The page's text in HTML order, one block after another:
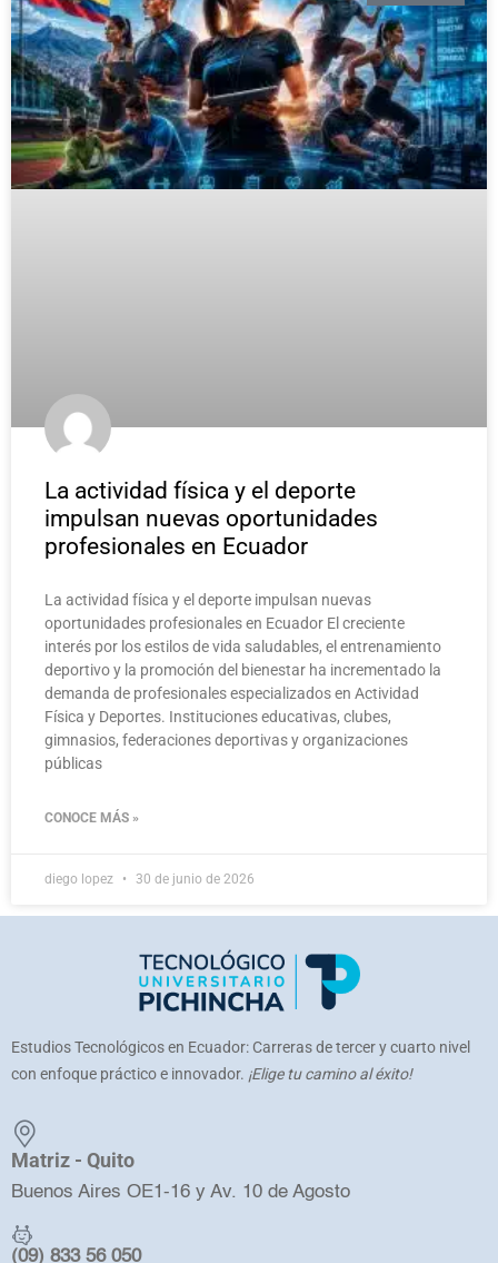
La actividad física y el deporte
impulsan nuevas oportunidades
profesionales en Ecuador
La actividad física y el deporte impulsan nuevas
oportunidades profesionales en Ecuador El creciente
interés por los estilos de vida saludables, el entrenamiento
deportivo y la promoción del bienestar ha incrementado la
demanda de profesionales especializados en Actividad
Física y Deportes. Instituciones educativas, clubes,
gimnasios, federaciones deportivas y organizaciones
públicas
CONOCE MÁS »
diego lopez 30 de junio de 2026
Estudios Tecnológicos en Ecuador: Carreras de tercer y cuarto nivel
con enfoque práctico e innovador. ¡Elige tu camino al éxito!
Matriz - Quito
Buenos Aires OE1-16 y Av. 10 de Agosto
(09) 833 56 050